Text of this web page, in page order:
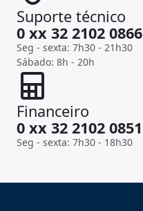
Suporte técnico
0 xx 32 2102 0866
Seg - sexta: 7h30 - 21h30
Sábado: 8h - 20h
Financeiro
0 xx 32 2102 0851
Seg - sexta: 7h30 - 18h30